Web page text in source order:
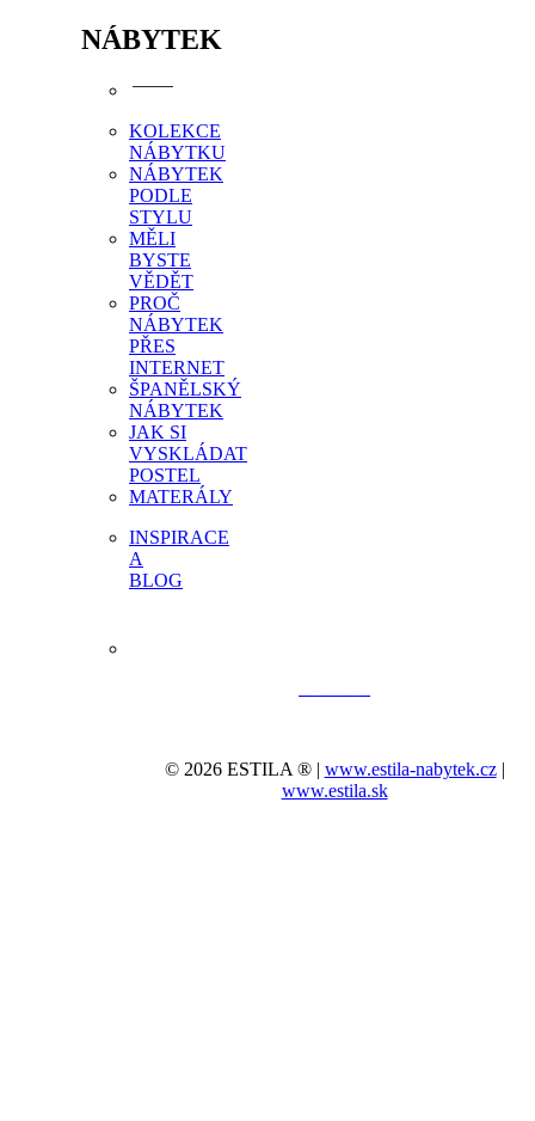
NÁBYTEK
KOLEKCE
NÁBYTKU
NÁBYTEK
PODLE
STYLU
MĚLI
BYSTE
VĚDĚT
PROČ
NÁBYTEK
PŘES
INTERNET
ŠPANĚLSKÝ
NÁBYTEK
JAK SI
VYSKLÁDAT
POSTEL
MATERÁLY
INSPIRACE
A
BLOG
© 2026 ESTILA ® | www.estila-nabytek.cz|
www.estila.sk